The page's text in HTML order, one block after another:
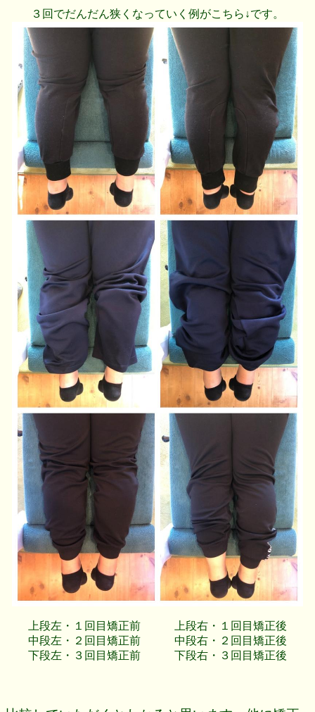
３回でだんだん狭くなっていく例がこちら↓です。
上段左・１回目矯正前 上段右・１回目矯正後
中段左・２回目矯正前 中段右・２回目矯正後
下段左・３回目矯正前 下段右・３回目矯正後